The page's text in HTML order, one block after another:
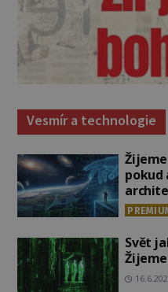
Vesmír a technologie
pokud
Svět